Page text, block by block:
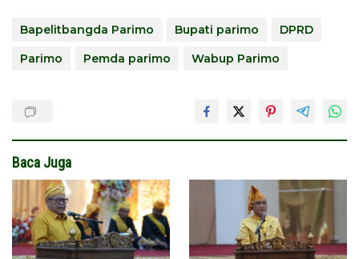
Bapelitbangda Parimo Bupati parimo
DPRD
Parimo
Pemda parimo Wabup Parimo
Baca Juga